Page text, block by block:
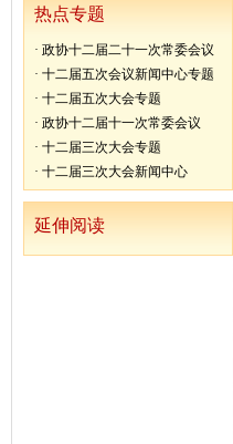
热点专题
·政协十二届二十一次常委会议
·十二届五次会议新闻中心专题
·十二届五次大会专题
·政协十二届十一次常委会议
·十二届三次大会专题
·十二届三次大会新闻中心
延伸阅读